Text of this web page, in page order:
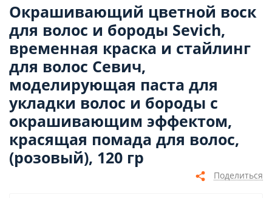
Окрашивающий цветной воск
для волос и бороды Sevich,
временная краска и стайлинг
для волос Севич,
моделирующая паста для
укладки волос и бороды с
окрашивающим эффектом,
красящая помада для волос,
(розовый), 120 гр
Поделиться